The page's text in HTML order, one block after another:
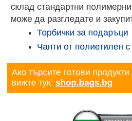
склад стандартни
може да разгледате и
Торбички за подаръци
Чанти от полиетилен с
Ако търсите готови
вижте тук: shop.bags.bg